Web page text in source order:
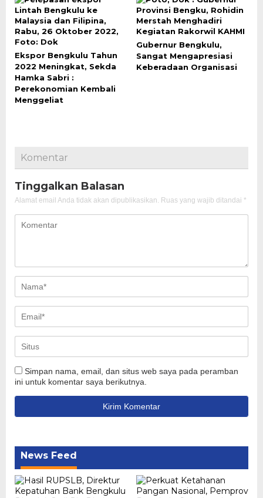
Ekspor Bengkulu Tahun
2022 Meningkat, Sekda
Hamka Sabri :
Perekonomian Kembali
Menggeliat
Gubernur Bengkulu,
Sangat Mengapresiasi
Keberadaan Organisasi
Komentar
Tinggalkan Balasan
Alamat email Anda tidak akan dipublikasikan. Ruas yang wajib ditandai *
Simpan nama, email, dan situs web saya pada peramban
ini untuk komentar saya berikutnya.
News Feed